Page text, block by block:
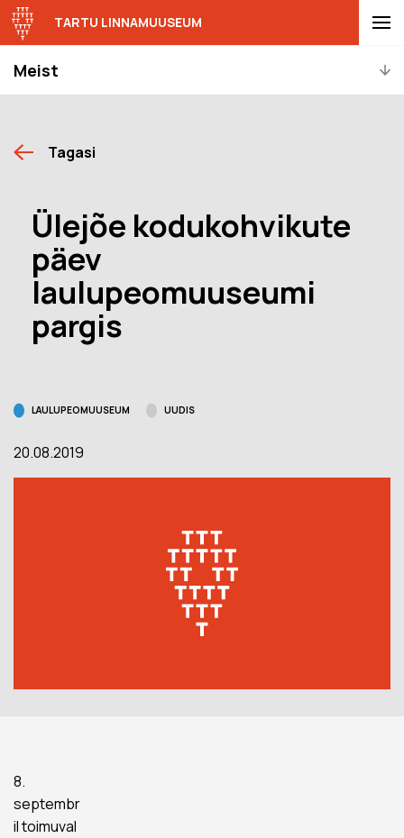
Meist
TARTU LINNAMUUSEUM
Tagasi
Ülejõe kodukohvikute
päev
laulupeomuuseumi
pargis
LAULUPEOMUUSEUM UUDIS
20.08.2019
8.
septembr
il toimuval